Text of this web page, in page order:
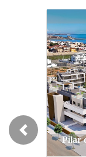
Pilar de La
V1-
Previous